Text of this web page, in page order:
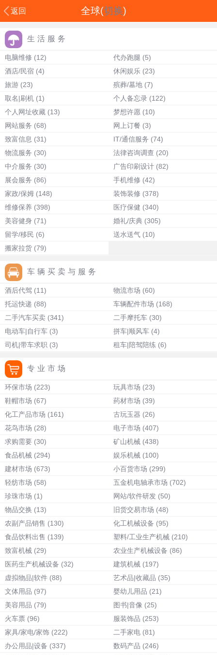
返回 全球(切换)
生活服务
电脑维修 (12) 代办跑腿 (5)
酒店/民宿 (4) 休闲娱乐 (23)
旅游 (23) 殡葬/墓地 (7)
取名|刷机 (1) 个人备忘录 (122)
个人网址收藏 (13) 梦想许愿 (10)
网站服务 (68) 网上订餐 (3)
致富信息 (31) IT/通信服务 (74)
物流服务 (30) 法律咨询调查 (20)
中介服务 (30) 广告印刷设计 (82)
展会服务 (86) 手机维修 (42)
家政/保姆 (148) 装饰装修 (378)
维修保养 (398) 医疗保健 (340)
美容健身 (71) 婚礼/庆典 (305)
留学/移民 (6) 送水送气 (10)
搬家拉货 (79)
车辆买卖与服务
酒后代驾 (11) 物流市场 (60)
托运快递 (88) 车辆配件市场 (168)
二手汽车买卖 (341) 二手摩托车 (30)
电动车|自行车 (3) 拼车|顺风车 (4)
司机|带车求职 (3) 租车|陪驾陪练 (6)
专业市场
环保市场 (223) 玩具市场 (23)
鞋帽市场 (67) 药材市场 (39)
化工产品市场 (161) 古玩玉器 (26)
花鸟市场 (28) 电子市场 (407)
求购需要 (30) 矿山机械 (438)
食品机械 (294) 娱乐机械 (100)
建材市场 (673) 小百货市场 (299)
轻纺市场 (58) 五金机电轴承市场 (702)
珍珠市场 (1) 网站/软件研发 (50)
物品交换 (13) 旧货交易市场 (48)
农副产品销售 (130) 化工机械设备 (95)
食品饮料出售 (139) 塑料/工业生产机械 (210)
致富机械 (29) 农业生产机械设备 (86)
医药生产机械设备 (32) 建筑机械 (197)
虚拟物品|软件 (88) 艺术品|收藏品 (35)
文体用品 (97) 婴幼儿用品 (21)
美容用品 (79) 图书|音像 (25)
火车票 (96) 服装饰品 (253)
家具/家电/家饰 (222) 二手家电 (81)
办公用品|设备 (337) 数码产品 (246)